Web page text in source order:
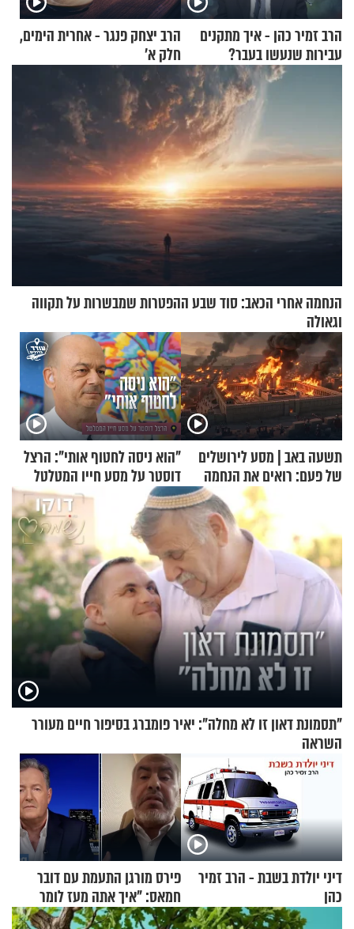
הרב זמיר כהן - איך מתקנים
עבירות שנעשו בעבר?
הרב יצחק פנגר - אחרית הימים,
חלק א’
הנחמה אחרי הכאב: סוד שבע ההפטרות שמבשרות על תקווה
וגאולה
תשעה באב | מסע לירושלים
של פעם: רואים את הנחמה
"הוא ניסה לחטוף אותי": הרצל
דוסטר על מסע חייו המטלטל
"תסמונת דאון זו לא מחלה": יאיר פומברג בסיפור חיים מעורר
השראה
דיני יולדת בשבת - הרב זמיר
כהן
פירס מורגן התעמת עם דובר
חמאס: "איך אתה מעז לומר
שלא ביצעתם פשעי מלחמה?!"